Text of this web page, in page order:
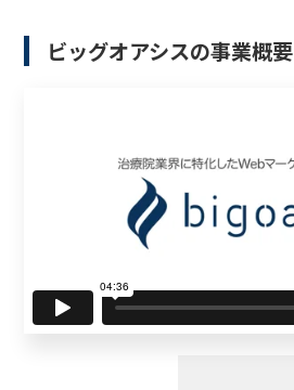
ビッグオアシスの事業概要